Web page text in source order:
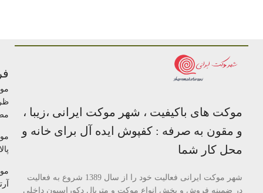
موکت های باکیفیت ، شهر موکت ایرانی ،زیبا ،
و مقون به صرفه : کفپوش ایده آل برای خانه و
محل کار شما
شهر موکت ایرانی فعالیت خود را از سال 1389 شروع به فعالیت
در ضمینه فروش و پخش انواع موکت و متریال دکوراسیون داخلی